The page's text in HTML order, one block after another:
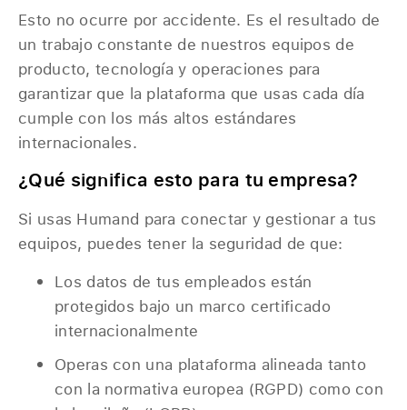
Esto no ocurre por accidente. Es el resultado de
un trabajo constante de nuestros equipos de
producto, tecnología y operaciones para
garantizar que la plataforma que usas cada día
cumple con los más altos estándares
internacionales.
¿Qué significa esto para tu empresa?
Si usas Humand para conectar y gestionar a tus
equipos, puedes tener la seguridad de que:
Los datos de tus empleados están
protegidos bajo un marco certificado
internacionalmente
Operas con una plataforma alineada tanto
con la normativa europea (RGPD) como con